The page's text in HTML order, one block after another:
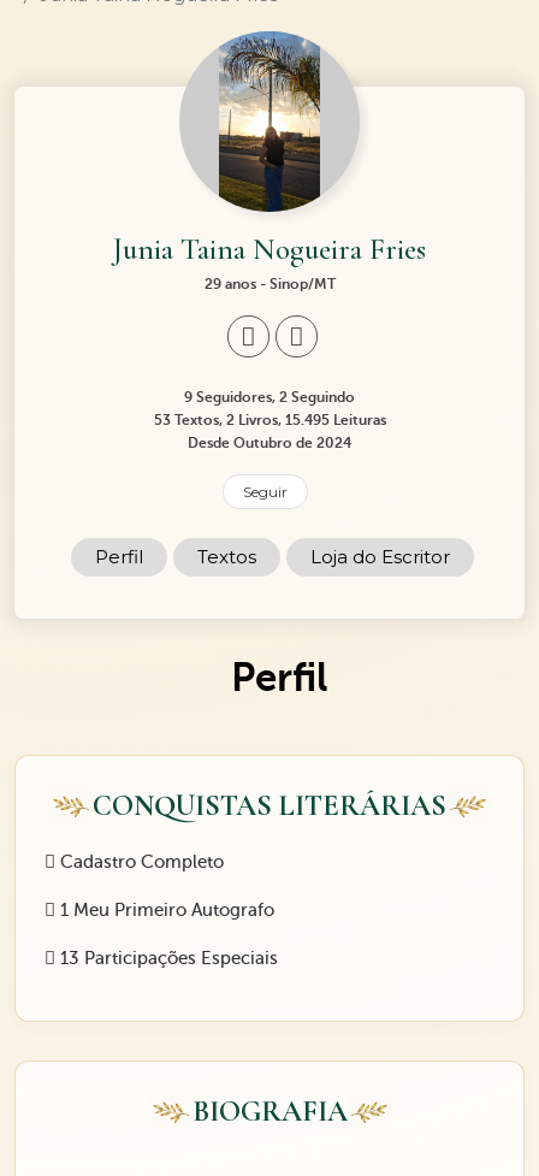
Junia Taina Nogueira Fries
29 anos - Sinop/MT
9 Seguidores, 2 Seguindo
53 Textos, 2 Livros, 15.495 Leituras
Desde Outubro de 2024
Seguir
Perfil Textos Loja do Escritor
Perfil
CONQUISTAS LITERÁRIAS
Cadastro Completo
1 Meu Primeiro Autografo
13 Participações Especiais
BIOGRAFIA